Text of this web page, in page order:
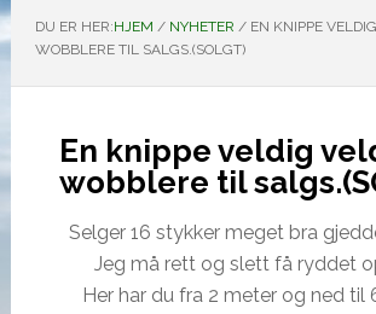
DU ER HER:HJEM / NYHETER /EN KNIPPE
WOBBLERE TIL SALGS.(SOLGT)
En knippe veldig
wobblere til
Selger 16 stykker meget bra
Jeg må rett og slett få ryddet
Her har du fra 2 meter og ned til